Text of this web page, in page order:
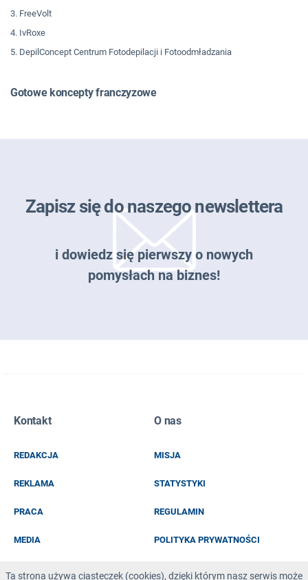
3. FreeVolt
4. IvRoxe
5. DepilConcept Centrum Fotodepilacji i Fotoodmładzania
Gotowe koncepty franczyzowe
Zapisz się do naszego newslettera
i dowiedz się pierwszy o nowych
pomysłach na biznes!
EMAIL
Kontakt
REDAKCJA
REKLAMA
PRACA
MEDIA
O nas
MISJA
STATYSTYKI
REGULAMIN
POLITYKA PRYWATNOŚCI
Ta strona używa ciasteczek (cookies), dzięki którym nasz serwis może